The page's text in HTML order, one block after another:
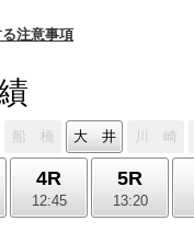
注意事項
船 橋 大 井 川 崎
4R
12:45
5R
13:20